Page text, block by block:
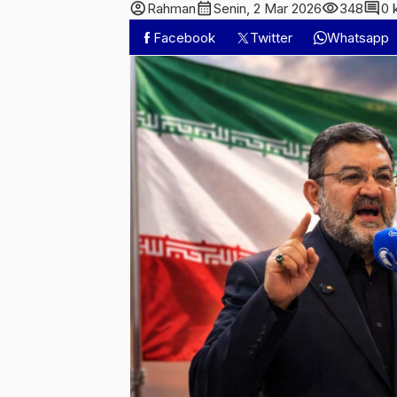
account_circleRahmancalendar_monthSenin, 2 Mar 2026visibility348comment0
Facebook
Twitter Whatsapp